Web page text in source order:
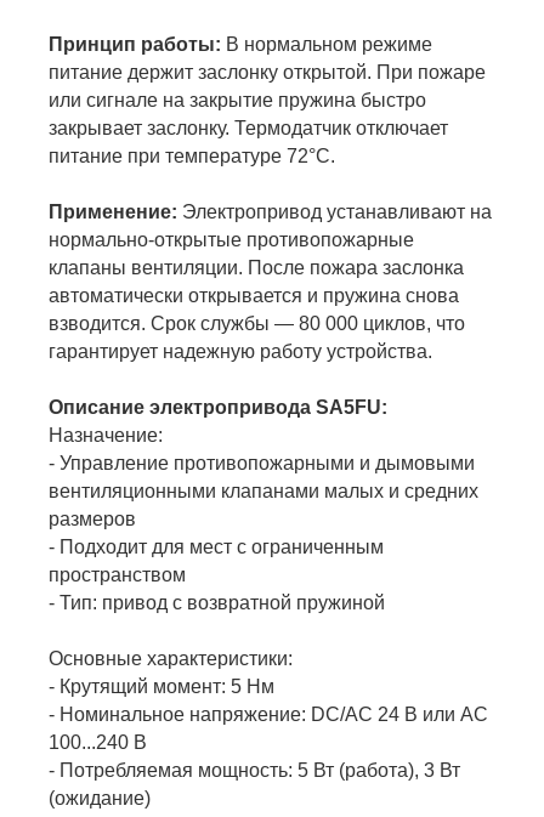
Принцип работы: В нормальном режиме
питание держит заслонку открытой. При пожаре
или сигнале на закрытие пружина быстро
закрывает заслонку. Термодатчик отключает
питание при температуре 72°С.
Применение: Электропривод устанавливают на
нормально-открытые противопожарные
клапаны вентиляции. После пожара заслонка
автоматически открывается и пружина снова
взводится. Срок службы — 80 000 циклов, что
гарантирует надежную работу устройства.
Описание электропривода SA5FU:
Назначение:
- Управление противопожарными и дымовыми
вентиляционными клапанами малых и средних
размеров
- Подходит для мест с ограниченным
пространством
- Тип: привод с возвратной пружиной
Основные характеристики:
- Крутящий момент: 5 Нм
- Номинальное напряжение: DC/AC 24 В или AC
100...240 В
- Потребляемая мощность: 5 Вт (работа), 3 Вт
(ожидание)